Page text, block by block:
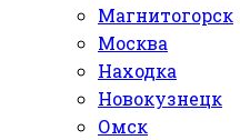
Магнитогорск
Москва
Находка
Новокузнецк
Омск